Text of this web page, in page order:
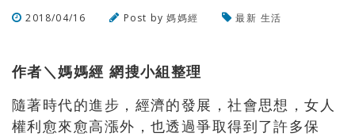
2018/04/16 Post by媽媽經 最新 生活
作者＼媽媽經 網搜小組整理
隨著時代的進步，經濟的發展，社會思想，女人
權利愈來愈高漲外，也透過爭取得到了許多保